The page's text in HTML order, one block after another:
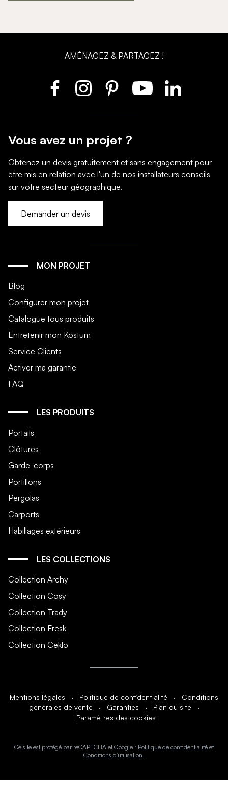
AMÉNAGEZ & PARTAGEZ !
Vous avez un projet ?
Obtenez un devis gratuitement et sans engagement pour
être mis en relation avec l'un de nos installateurs conseils
sur votre secteur géographique.
Demander un devis
MON PROJET
Blog
Configurer mon projet
Catalogue tous produits
Entretenir mon Kostum
Service Clients
Activer ma garantie
FAQ
LES PRODUITS
Portails
Clôtures
Garde-corps
Portillons
Pergolas
Carports
Habillages extérieurs
LES COLLECTIONS
Collection Archy
Collection Cosy
Collection Trady
Collection Fresk
Collection Ceklo
Mentions légales · Politique de confidentialité ·
Conditions
générales de vente
· Garanties · Plan du site
·
Paramètres des cookies
Ce site est protégé par reCAPTCHA et Google : Politique de confidentialité et
Conditions d'utilisation.